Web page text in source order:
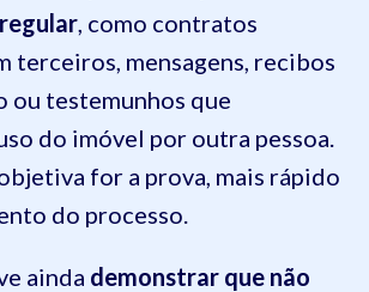
, como contratos
terceiros, mensagens, recibos
ou testemunhos que
do imóvel por outra pessoa.
for a prova, mais rápido
do processo.
ainda demonstrar que não